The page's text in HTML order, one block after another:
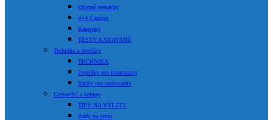
Obytné vestavby
4×4 Camper
Karavany
TESTY KARAVANŮ
Technika a doplňky
TECHNIKA
Doplňky pro karavaning
Knihy pro cestovatele
Cestování a kempy
TIPY NA VÝLETY
Rady na cestu